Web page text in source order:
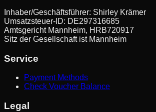
Inhaber/Geschäftsführer: Shirley Krämer
Umsatzsteuer-ID: DE297316685
Amtsgericht Mannheim, HRB720917
Sitz der Gesellschaft ist Mannheim
Service
Payment Methods
Check Voucher Balance
Legal